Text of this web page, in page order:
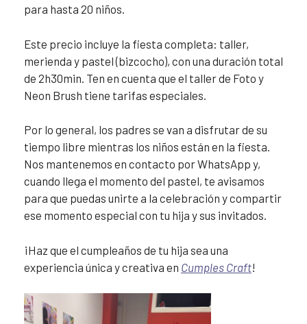
para hasta 20 niños.
Este precio incluye la fiesta completa: taller,
merienda y pastel (bizcocho), con una duración total
de 2h30min. Ten en cuenta que el taller de Foto y
Neon Brush tiene tarifas especiales.
Por lo general, los padres se van a disfrutar de su
tiempo libre mientras los niños están en la fiesta.
Nos mantenemos en contacto por WhatsApp y,
cuando llega el momento del pastel, te avisamos
para que puedas unirte a la celebración y compartir
ese momento especial con tu hija y sus invitados.
¡Haz que el cumpleaños de tu hija sea una
experiencia única y creativa en Cumples Craft!